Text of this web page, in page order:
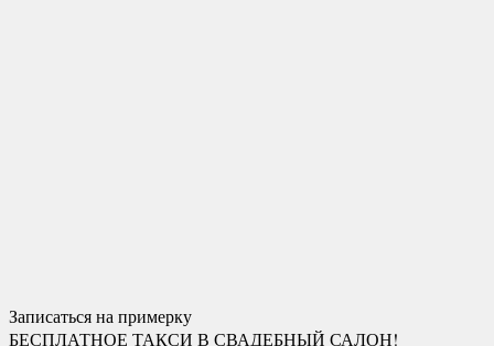
Записаться на примерку
БЕСПЛАТНОЕ ТАКСИ В СВАДЕБНЫЙ САЛОН!